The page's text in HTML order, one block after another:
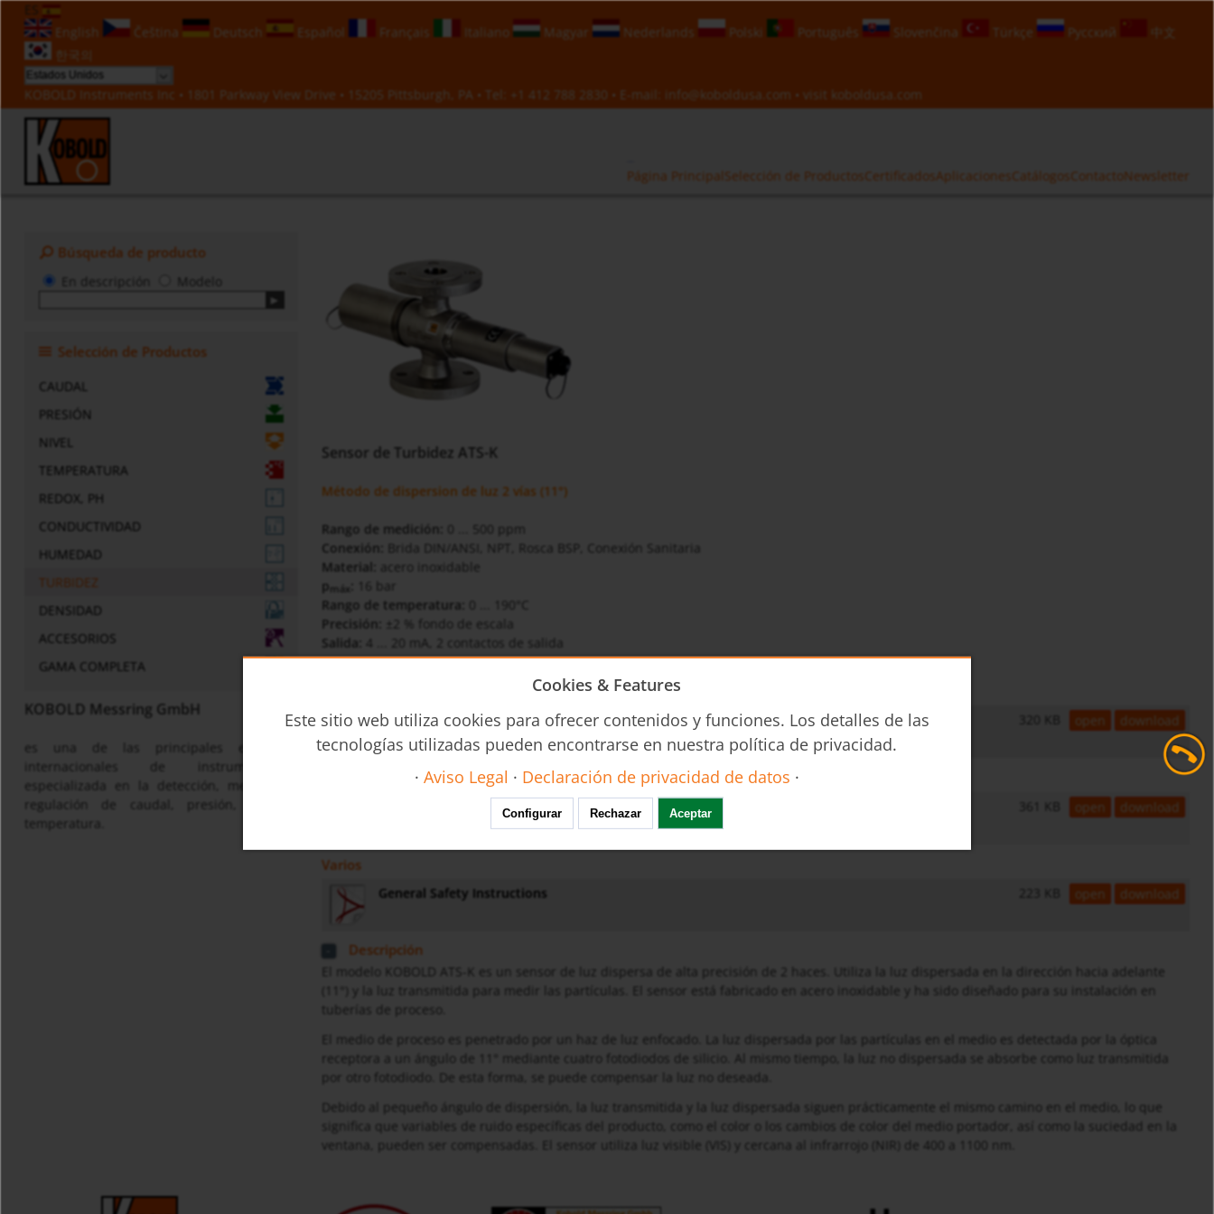
English
Čeština Deutsch Español Français Italiano Magyar Nederlands Polski Português Slovenčina Türkçe Русский
中文
한국의
KOBOLD Instruments Inc • 1801 Parkway View Drive • 15205 Pittsburgh, PA • Tel: +1 412 788 2830 • E-mail: info@koboldusa.com • visit koboldusa.com
Página Principal Selección de Productos CertificadosAplicaciones Catálogos ContactoNewsletter
Búsqueda de producto
Modelo
Selección de Productos
CAUDAL
PRESIÓN
NIVEL
TEMPERATURA
REDOX, PH
CONDUCTIVIDAD
HUMEDAD
TURBIDEZ
DENSIDAD
ACCESORIOS
GAMA COMPLETA
KOBOLD Messring GmbH
regulación de caudal, presión, nivel y
Sensor de Turbidez ATS-K
Método de dispersion de luz 2 vías (11°)
Rango de medición:
Conexión:
Brida DIN/ANSI, NPT, Rosca BSP, Conexión Sanitaria
Material:
acero inoxidable
p
máx
Rango de temperatura:
Precisión:
±2 % fondo de escala
Salida:
4 ... 20 mA, 2 contactos de salida
ats-k-es-analisis 320 KB open download
Instrucciones de operación
ATS/ATA/ATT - Operating Instructions 361 KB open download
Varios
General Safety Instructions 223 KB open download
Descripción
El modelo KOBOLD ATS-K es un sensor de luz dispersa de alta precisión de 2 haces. Utiliza la luz dispersada en la dirección hacia adelante
(11°) y la luz transmitida para medir las partículas. El sensor está fabricado en acero inoxidable y ha sido diseñado para su instalación en
receptora a un ángulo de 11° mediante cuatro fotodiodos de silicio. Al mismo tiempo, la luz no dispersada se absorbe como luz transmitida
Debido al pequeño ángulo de dispersión, la luz transmitida y la luz dispersada siguen prácticamente el mismo camino en el medio, lo que
significa que variables de ruido específicas del producto, como el color o los cambios de color del medio portador, así como la suciedad en la
ventana, pueden ser compensadas. El sensor utiliza luz visible (VIS) y cercana al infrarrojo (NIR) de 400 a 1100 nm.
Cookies & Features
Este sitio web utiliza cookies para ofrecer contenidos y funciones. Los detalles de las
tecnologías utilizadas pueden encontrarse en nuestra política de privacidad.
· Aviso Legal · Declaración de privacidad de datos ·
Configurar Rechazar Aceptar